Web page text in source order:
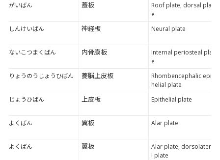
がいばん
蓋板
Roof plate, dorsal plat
e
しんけいばん
神経板 Neural plate
ないこつまくばん 内骨膜板
Internal periosteal plat
e
りょうのうじょうひばん
菱脳上皮板
Rhombencephalic epit
helial plate
じょうひばん
上皮板 Epithelial plate
よくばん 翼板 Alar plate
よくばん 翼板
Alar plate, dorsolatera
l plate